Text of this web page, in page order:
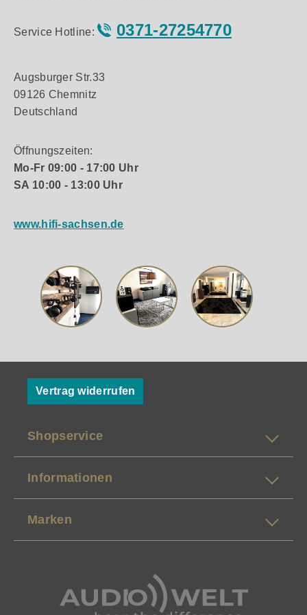
Klang zu fokussieren und Ihre Musik in den Raum
zu tragen. Auswahl der Ausführung Das dezente
aussieht. Diese kompakten Lautsprecher sind in
Hochglanzschwarz oder Weiß erhältlich und
wirken wunderbar dezent und unaufdringlich.
modernes, minimalistisches Wohnzimmer zu
ergänzen. Gut vernetzt Minx Min 22 verfügt über
geeignete Lautsprecherkabelanschlüsse
Schraubfassung nimmt die mitgelieferte bündige
sind ideal für Surround-Systeme, während der
Tischständer die horizontale Montage von Min 22
ermöglicht – perfekt für einen Center-
Dialoglautsprecher.
Service Hotline: 0371-27254770
Augsburger Str.33
09126 Chemnitz
Deutschland
Öffnungszeiten:
Mo-Fr 09:00 - 17:00 Uhr
SA 10:00 - 13:00 Uhr
www.hifi-sachsen.de
Vertrag widerrufen
Shopservice
Informationen
Marken